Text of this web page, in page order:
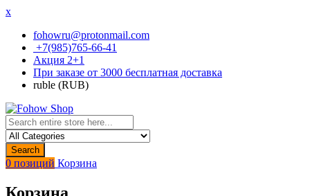
x
fohowru@protonmail.com
+7(985)765-66-41
Акция 2+1
При заказе от 3000 бесплатная доставка
ruble (RUB)
Search
0 позиций Корзина